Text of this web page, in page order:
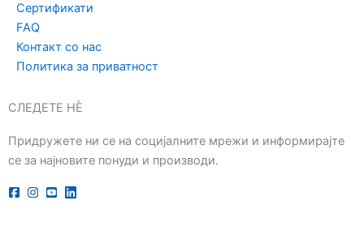
Сертификати
FAQ
Контакт со нас
Политика за приватност
СЛЕДЕТЕ НЀ
Придружете ни се на социјалните мрежи и информирајте
се за најновите понуди и производи.